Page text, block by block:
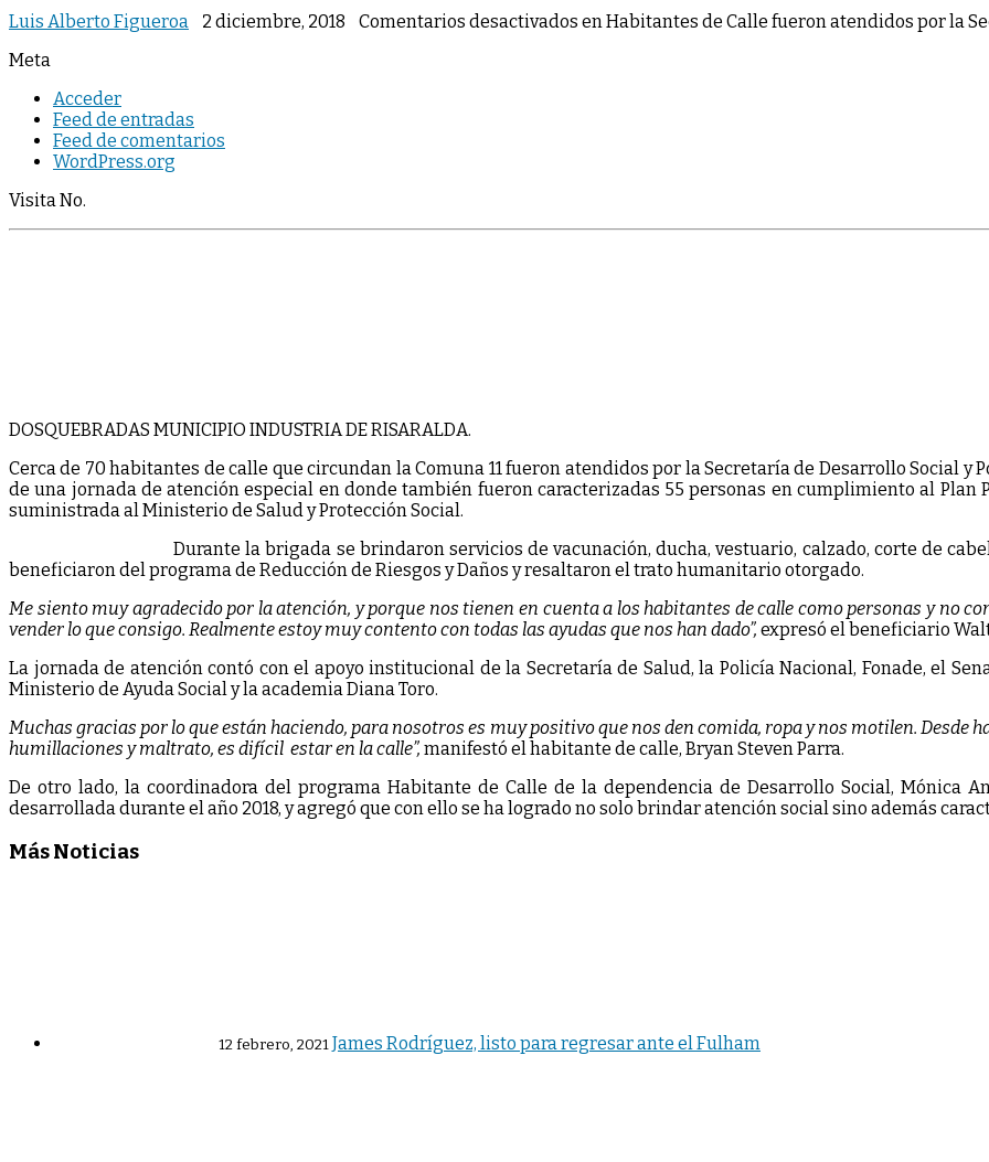
Luis Alberto Figueroa 2 diciembre, 2018 Comentarios desactivados en Habitantes de Calle fueron atendidos por la
Meta
Acceder
Feed de entradas
Feed de comentarios
WordPress.org
Visita No.
DOSQUEBRADAS MUNICIPIO INDUSTRIA DE RISARALDA.
Cerca de 70 habitantes de calle que circundan la Comuna 11 fueron atendidos por la Secretaría de Desarrollo Social y
de una jornada de atención especial en donde también fueron caracterizadas 55 personas en cumplimiento al Plan
suministrada al Ministerio de Salud y Protección Social.
Durante la brigada se brindaron servicios de vacunación, ducha, vestuario, calzado, corte de cabello,
beneficiaron del programa de Reducción de Riesgos y Daños y resaltaron el trato humanitario otorgado.
Me siento muy agradecido por la atención, y porque nos tienen en cuenta a los habitantes de calle como personas y no
vender lo que consigo. Realmente estoy muy contento con todas las ayudas que nos han dado”, expresó el beneficiario
La jornada de atención contó con el apoyo institucional de la Secretaría de Salud, la Policía Nacional, Fonade, el
Ministerio de Ayuda Social y la academia Diana Toro.
Muchas gracias por lo que están haciendo, para nosotros es muy positivo que nos den comida, ropa y nos motilen. Desde
humillaciones y maltrato, es difícil estar en la calle”, manifestó el habitante de calle, Bryan Steven Parra.
De otro lado, la coordinadora del programa Habitante de Calle de la dependencia de Desarrollo Social, Mónica
desarrollada durante el año 2018, y agregó que con ello se ha logrado no solo brindar atención social sino además
Más Noticias
12 febrero, 2021James Rodríguez, listo para regresar ante el Fulham